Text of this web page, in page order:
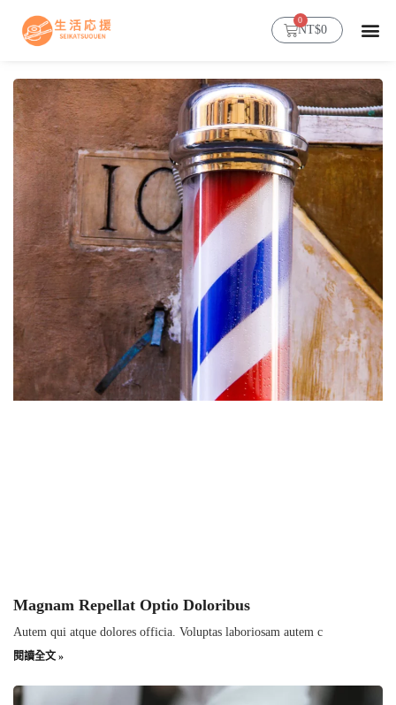
NT$0
0
Magnam Repellat Optio Doloribus
Autem qui atque dolores officia. Voluptas laboriosam autem c
閱讀全文 »